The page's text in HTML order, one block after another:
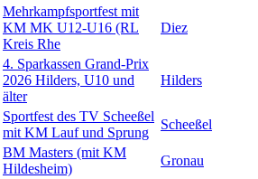
Mehrkampfsportfest mit
KM MK U12-U16 (RL
Kreis Rhe
Diez
4. Sparkassen Grand-Prix
2026 Hilders, U10 und
älter
Hilders
Sportfest des TV Scheeßel
mit KM Lauf und Sprung
Scheeßel
BM Masters (mit KM
Hildesheim)
Gronau